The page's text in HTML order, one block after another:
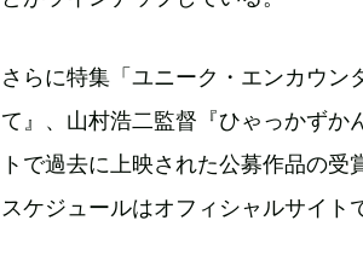
さらに特集「ユニーク・エンカウ
て』、山村浩二監督『ひゃっかずか
トで過去に上映された公募作品の
スケジュールはオフィシャルサイト